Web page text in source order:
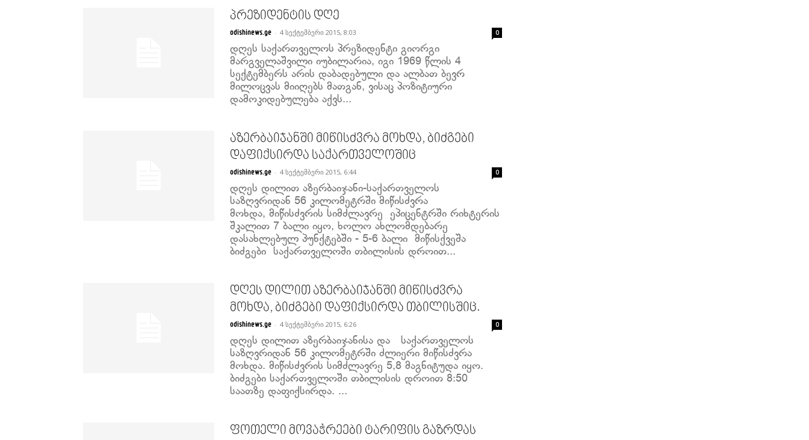
პრეზიდენტის დღე
odishinews.ge - 4 სექტემბერი 2015, 8:03 0
დღეს საქართველოს პრეზიდენტი გიორგი
მარგველაშვილი იუბილარია, იგი 1969 წლის 4
სექტემბერს არის დაბადებული და ალბათ ბევრ
მილოცვას მიიღებს მათგან, ვისაც პოზიტიური
დამოკიდებულება აქვს...
აზერბაიჯანში მიწისძვრა მოხდა, ბიძგები
დაფიქსირდა საქართველოშიც
odishinews.ge - 4 სექტემბერი 2015, 6:44 0
დღეს დილით აზერბაიჯანი-საქართველოს
საზღვრიდან 56 კილომეტრში მიწისძვრა
მოხდა, მიწისძვრის სიმძლავრე ეპიცენტრში რიხტერის
შკალით 7 ბალი იყო, ხოლო ახლომდებარე
დასახლებულ პუნქტებში - 5-6 ბალი მიწისქვეშა
ბიძგები საქართველოში თბილისის დროით...
დღეს დილით აზერბაიჯანში მიწისძვრა
მოხდა, ბიძგები დაფიქსირდა თბილისშიც.
odishinews.ge - 4 სექტემბერი 2015, 6:26 0
დღეს დილით აზერბაიჯანისა და საქართველოს
საზღვრიდან 56 კილომეტრში ძლიერი მიწისძვრა
მოხდა. მიწისძვრის სიმძლავრე 5,8 მაგნიტუდა იყო.
ბიძგები საქართველოში თბილისის დროით 8:50
საათზე დაფიქსირდა. ...
ფოთელი მოვაჭრეები ტარიფის გაზრდას